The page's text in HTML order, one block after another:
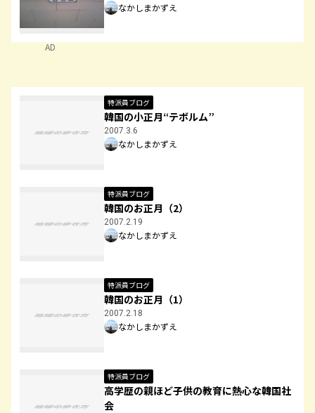
なかしまかずえ
AD
特派員ブログ
韓国の小正月“テボルム”
2007.3.6
なかしまかずえ
特派員ブログ
韓国のお正月（2）
2007.2.19
なかしまかずえ
特派員ブログ
韓国のお正月（1）
2007.2.18
なかしまかずえ
特派員ブログ
高学歴の親ほど子供の教育に熱心な韓国社
会